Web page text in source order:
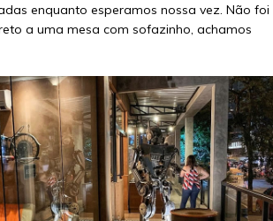
enquanto esperamos nossa vez. Não foi
a uma mesa com sofazinho, achamos